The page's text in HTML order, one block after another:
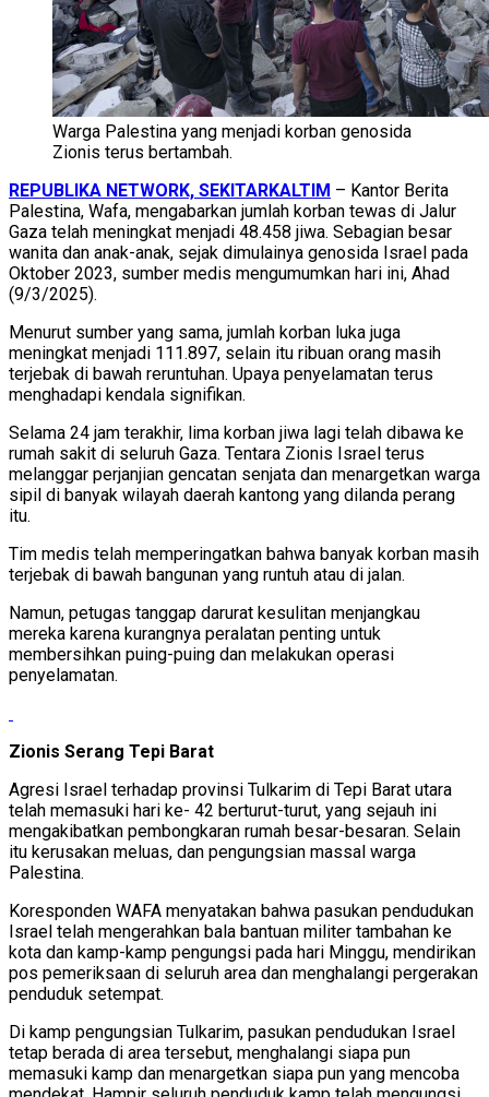
Warga Palestina yang menjadi korban genosida
Zionis terus bertambah.
REPUBLIKA NETWORK, SEKITARKALTIM – Kantor Berita
Palestina, Wafa, mengabarkan jumlah korban tewas di Jalur
Gaza telah meningkat menjadi 48.458 jiwa. Sebagian besar
wanita dan anak-anak, sejak dimulainya genosida Israel pada
Oktober 2023, sumber medis mengumumkan hari ini, Ahad
(9/3/2025).
Menurut sumber yang sama, jumlah korban luka juga
meningkat menjadi 111.897, selain itu ribuan orang masih
terjebak di bawah reruntuhan. Upaya penyelamatan terus
menghadapi kendala signifikan.
Selama 24 jam terakhir, lima korban jiwa lagi telah dibawa ke
rumah sakit di seluruh Gaza. Tentara Zionis Israel terus
melanggar perjanjian gencatan senjata dan menargetkan warga
sipil di banyak wilayah daerah kantong yang dilanda perang
itu.
Tim medis telah memperingatkan bahwa banyak korban masih
terjebak di bawah bangunan yang runtuh atau di jalan.
Namun, petugas tanggap darurat kesulitan menjangkau
mereka karena kurangnya peralatan penting untuk
membersihkan puing-puing dan melakukan operasi
penyelamatan.
Zionis Serang Tepi Barat
Agresi Israel terhadap provinsi Tulkarim di Tepi Barat utara
telah memasuki hari ke- 42 berturut-turut, yang sejauh ini
mengakibatkan pembongkaran rumah besar-besaran. Selain
itu kerusakan meluas, dan pengungsian massal warga
Palestina.
Koresponden WAFA menyatakan bahwa pasukan pendudukan
Israel telah mengerahkan bala bantuan militer tambahan ke
kota dan kamp-kamp pengungsi pada hari Minggu, mendirikan
pos pemeriksaan di seluruh area dan menghalangi pergerakan
penduduk setempat.
Di kamp pengungsian Tulkarim, pasukan pendudukan Israel
tetap berada di area tersebut, menghalangi siapa pun
memasuki kamp dan menargetkan siapa pun yang mencoba